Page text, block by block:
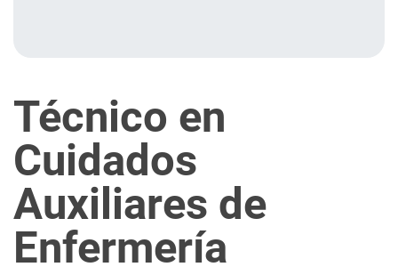
Técnico en
Cuidados
Auxiliares de
Enfermería